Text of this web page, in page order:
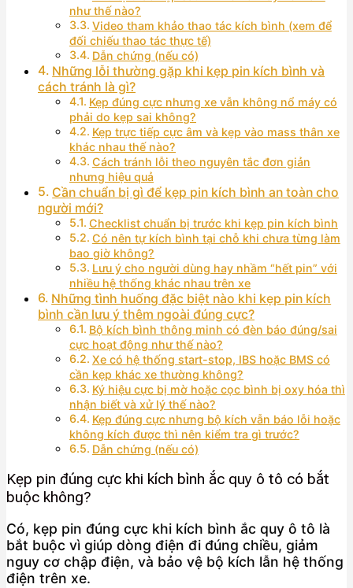
như thế nào?
Video tham khảo thao tác kích bình (xem để
đối chiếu thao tác thực tế)
Dẫn chứng (nếu có)
Những lỗi thường gặp khi kẹp pin kích bình và
cách tránh là gì?
Kẹp đúng cực nhưng xe vẫn không nổ máy có
phải do kẹp sai không?
Kẹp trực tiếp cực âm và kẹp vào mass thân xe
khác nhau thế nào?
Cách tránh lỗi theo nguyên tắc đơn giản
nhưng hiệu quả
Cần chuẩn bị gì để kẹp pin kích bình an toàn cho
người mới?
Checklist chuẩn bị trước khi kẹp pin kích bình
Có nên tự kích bình tại chỗ khi chưa từng làm
bao giờ không?
Lưu ý cho người dùng hay nhầm “hết pin” với
nhiều hệ thống khác nhau trên xe
Những tình huống đặc biệt nào khi kẹp pin kích
bình cần lưu ý thêm ngoài đúng cực?
Bộ kích bình thông minh có đèn báo đúng/sai
cực hoạt động như thế nào?
Xe có hệ thống start-stop, IBS hoặc BMS có
cần kẹp khác xe thường không?
Ký hiệu cực bị mờ hoặc cọc bình bị oxy hóa thì
nhận biết và xử lý thế nào?
Kẹp đúng cực nhưng bộ kích vẫn báo lỗi hoặc
không kích được thì nên kiểm tra gì trước?
Dẫn chứng (nếu có)
Kẹp pin đúng cực khi kích bình ắc quy ô tô có bắt
buộc không?
Có, kẹp pin đúng cực khi kích bình ắc quy ô tô là
bắt buộc vì giúp dòng điện đi đúng chiều, giảm
nguy cơ chập điện, và bảo vệ bộ kích lẫn hệ thống
điện trên xe.